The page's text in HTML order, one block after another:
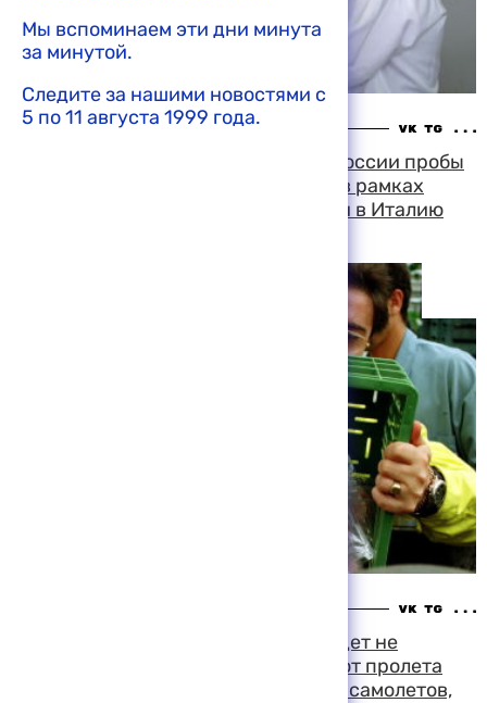
13:31 10-08-1999
Бельгийские ветеринары взяли в России пробы
из партий свинины, поставленной в рамках
гуманитарной помощи, и отправили в Италию
Стресс у животных от затмения будет не
сильнее того, что они испытывают от пролета
над полями и фермами реактивных самолетов,
Мы вспоминаем эти дни минута
за минутой.
Следите за нашими новостями с
5 по 11 августа 1999 года.